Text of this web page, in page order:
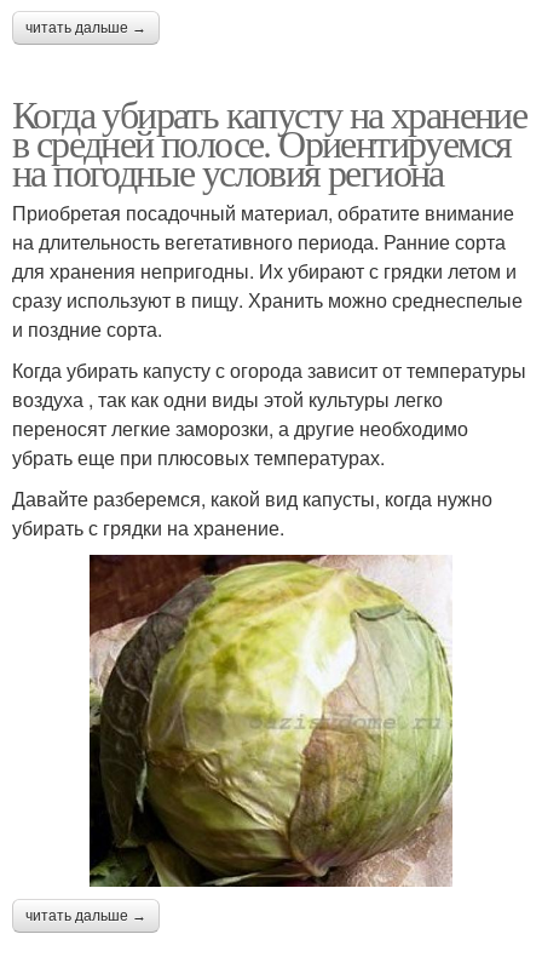
читать дальше →
Когда убирать капусту на хранение
в средней полосе. Ориентируемся
на погодные условия региона
Приобретая посадочный материал, обратите внимание
на длительность вегетативного периода. Ранние сорта
для хранения непригодны. Их убирают с грядки летом и
сразу используют в пищу. Хранить можно среднеспелые
и поздние сорта.
Когда убирать капусту с огорода зависит от температуры
воздуха , так как одни виды этой культуры легко
переносят легкие заморозки, а другие необходимо
убрать еще при плюсовых температурах.
Давайте разберемся, какой вид капусты, когда нужно
убирать с грядки на хранение.
читать дальше →